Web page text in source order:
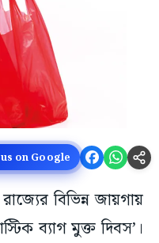
on Google
বিভিন্ন জায়গায়
ব্যাগ মুক্ত দিবস’।